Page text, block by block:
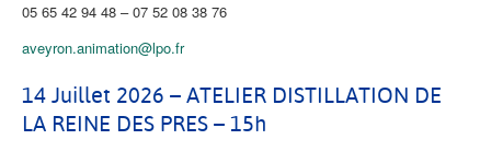
05 65 42 94 48 – 07 52 08 38 76
aveyron.animation@lpo.fr
14 Juillet 2026 – ATELIER DISTILLATION DE
LA REINE DES PRES – 15h